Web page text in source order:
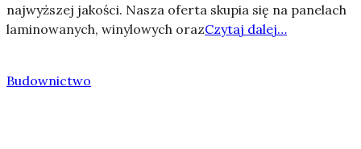
najwyższej jakości. Nasza oferta skupia się na panelach
laminowanych, winylowych orazCzytaj dalej…
Budownictwo